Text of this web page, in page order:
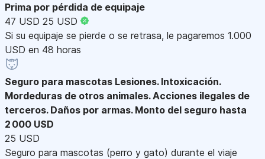
Prima por pérdida de equipaje
47 USD 25 USD
Si su equipaje se pierde o se retrasa, le pagaremos 1.000
USD en 48 horas
Seguro para mascotas Lesiones. Intoxicación.
Mordeduras de otros animales. Acciones ilegales de
terceros. Daños por armas. Monto del seguro hasta
2 000 USD
25 USD
Seguro para mascotas (perro y gato) durante el viaje